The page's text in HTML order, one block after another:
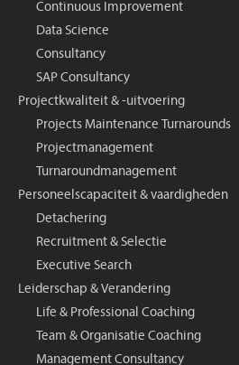
Continuous Improvement
Data Science
Consultancy
SAP Consultancy
Projectkwaliteit & -uitvoering
Projects Maintenance Turnarounds
Projectmanagement
Turnaroundmanagement
Personeelscapaciteit & vaardigheden
Detachering
Recruitment & Selectie
Executive Search
Leiderschap & Verandering
Life & Professional Coaching
Team & Organisatie Coaching
Management Consultancy